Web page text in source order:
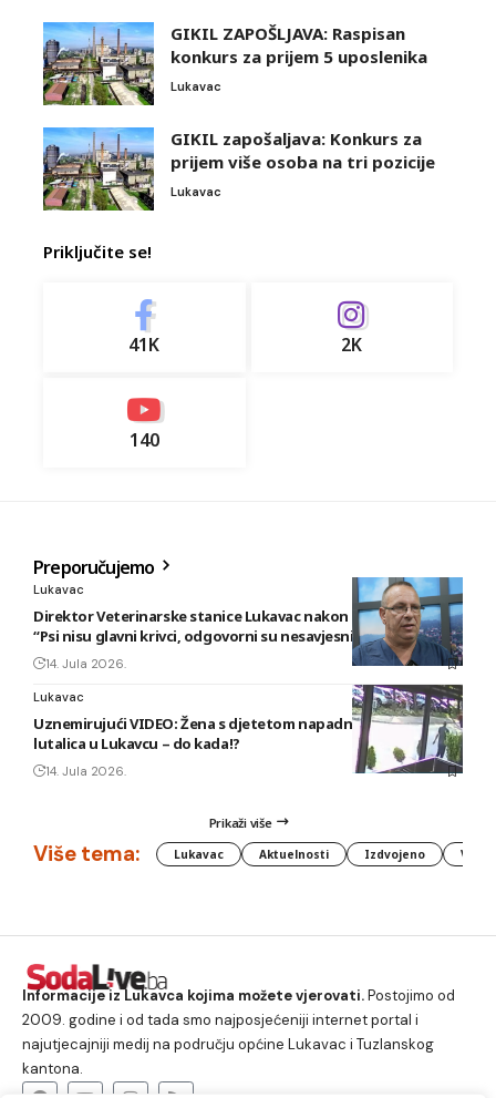
GIKIL ZAPOŠLJAVA: Raspisan
konkurs za prijem 5 uposlenika
Lukavac
GIKIL zapošaljava: Konkurs za
prijem više osoba na tri pozicije
Lukavac
Priključite se!
41K 2K
140
Preporučujemo
Lukavac
Direktor Veterinarske stanice Lukavac nakon novog napada:
“Psi nisu glavni krivci, odgovorni su nesavjesni vlasnici”
14. Jula 2026.
Lukavac
Uznemirujući VIDEO: Žena s djetetom napadnuta od pasa
lutalica u Lukavcu – do kada!?
14. Jula 2026.
Prikaži više
Više tema: Lukavac Aktuelnosti Izdvojeno
Informacije iz Lukavca kojima možete vjerovati.Postojimo od
2009. godine i od tada smo najposjećeniji internet portal i
najutjecajniji medij na području općine Lukavac i Tuzlanskog
kantona.